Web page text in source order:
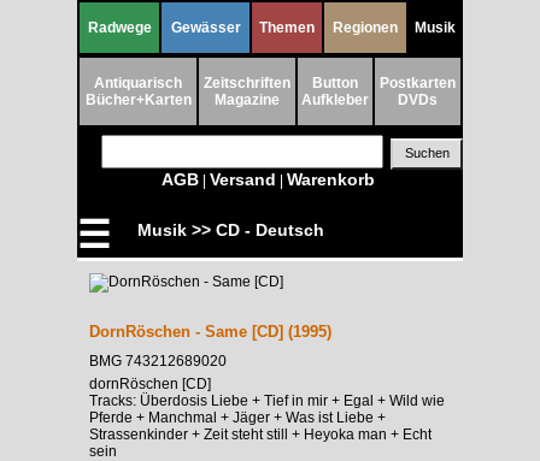
Radwege Gewässer Themen Regionen Musik
Antiquarisch
Bücher+Karten
Zeitschriften
Magazine
Button
Aufkleber
Postkarten
DVDs
AGB | Versand | Warenkorb
☰ Musik >> CD - Deutsch
DornRöschen - Same [CD] (1995)
BMG 743212689020
dornRöschen [CD]
Tracks: Überdosis Liebe + Tief in mir + Egal + Wild wie
Pferde + Manchmal + Jäger + Was ist Liebe +
Strassenkinder + Zeit steht still + Heyoka man + Echt
sein